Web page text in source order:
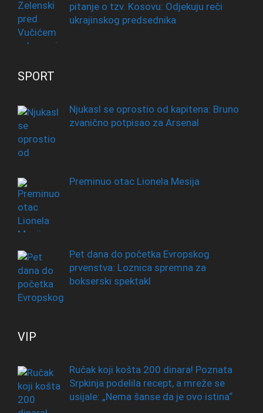
pitanje o tzv. Kosovu: Odjekuju reči
ukrajinskog predsednika
SPORT
Njukasl se oprostio od kapitena: Bruno
zvanično potpisao za Arsenal
Preminuo otac Lionela Mesija
Pet dana do početka Evropskog
prvenstva: Loznica spremna za
bokserski spektakl
VIP
Ručak koji košta 200 dinara! Poznata
Srpkinja podelila recept, a mreže se
usijale: „Nema šanse da je ovo istina“